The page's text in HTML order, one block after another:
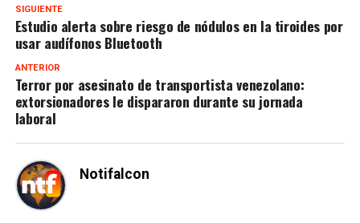
SIGUIENTE
Estudio alerta sobre riesgo de nódulos en la tiroides por
usar audífonos Bluetooth
ANTERIOR
Terror por asesinato de transportista venezolano:
extorsionadores le dispararon durante su jornada
laboral
Notifalcon